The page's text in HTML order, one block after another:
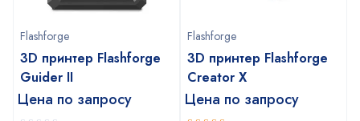
Flashforge
3D принтер Flashforge
Guider II
Цена по запросу
Flashforge
3D принтер Flashforge
Creator X
Цена по запросу